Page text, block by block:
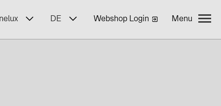
Menu
DE Webshop Login